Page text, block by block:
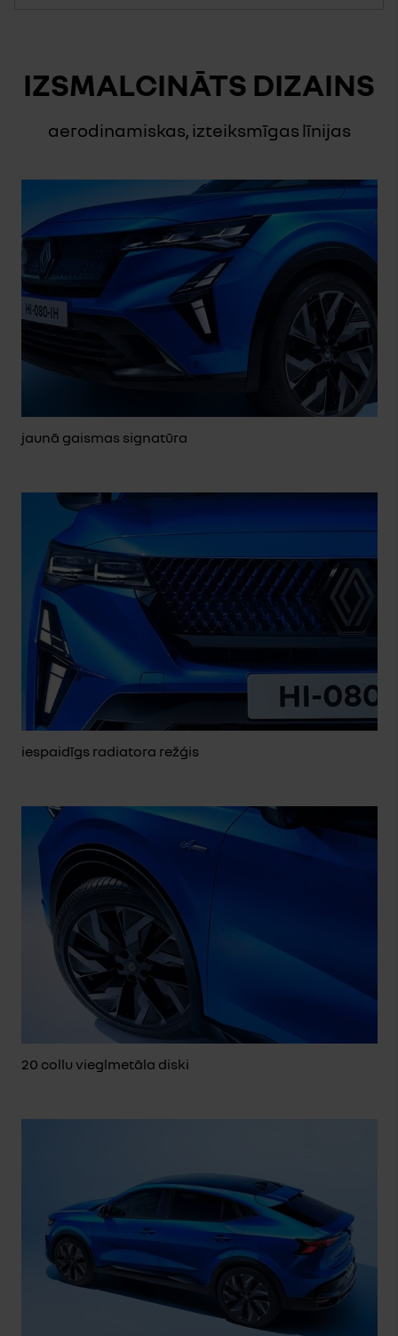
IZSMALCINĀTS DIZAINS
aerodinamiskas, izteiksmīgas līnijas
jaunā gaismas signatūra
iespaidīgs radiatora režģis
20 collu vieglmetāla diski